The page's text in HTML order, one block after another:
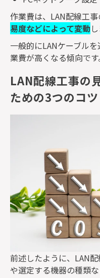
作業費は、 LAN配線工事
易度などによって変動
一般的にLANケーブル
業費が高くなる傾向です
LAN配線工事の
ための3つのコツ
前述したように、 LAN
や選定する機器の種類